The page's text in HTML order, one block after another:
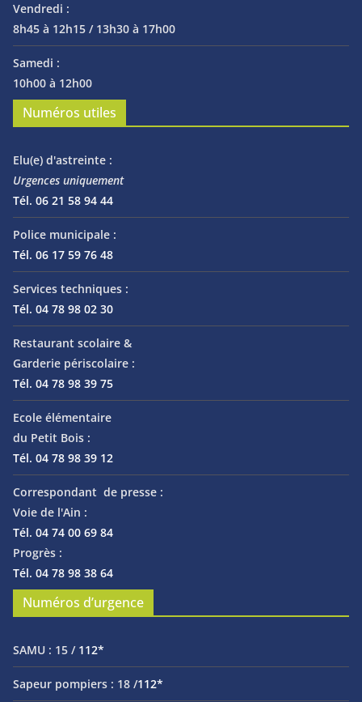
Vendredi :
8h45 à 12h15 / 13h30 à 17h00
Samedi :
10h00 à 12h00
Numéros utiles
Elu(e) d'astreinte :
Urgences uniquement
Tél. 06 21 58 94 44
Police municipale :
Tél. 06 17 59 76 48
Services techniques :
Tél. 04 78 98 02 30
Restaurant scolaire &
Garderie périscolaire :
Tél. 04 78 98 39 75
Ecole élémentaire
du Petit Bois :
Tél. 04 78 98 39 12
Correspondant de presse :
Voie de l'Ain :
Tél. 04 74 00 69 84
Progrès :
Tél. 04 78 98 38 64
Numéros d’urgence
SAMU : 15 / 112*
Sapeur pompiers : 18 /112*